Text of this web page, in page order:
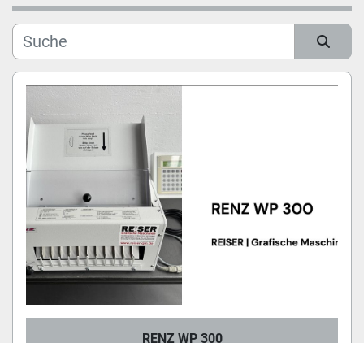
Kategorie
Modell
Zustand
Sortieren nach
RENZ WP 300